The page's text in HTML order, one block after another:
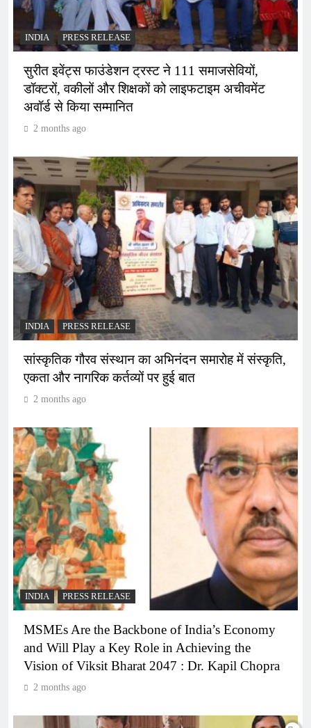
INDIA PRESS RELEASE
सुरीत इवेंट्स फाउंडेशन ट्रस्ट ने 111 समाजसेवियों,
डॉक्टरों, वकीलों और शिक्षकों को लाइफटाइम अचीवमेंट
अवॉर्ड से किया सम्मानित
2 months ago
INDIA PRESS RELEASE
सांस्कृतिक गौरव संस्थान का अभिनंदन समारोह में संस्कृति,
एकता और नागरिक कर्तव्यों पर हुई बात
2 months ago
INDIA PRESS RELEASE
MSMEs Are the Backbone of India’s Economy
and Will Play a Key Role in Achieving the
Vision of Viksit Bharat 2047 : Dr. Kapil Chopra
2 months ago